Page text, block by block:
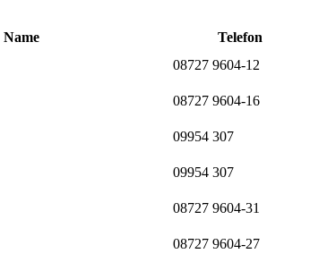
Name
Telefon
08727 9604-12
08727 9604-16
09954 307
09954 307
08727 9604-31
08727 9604-27